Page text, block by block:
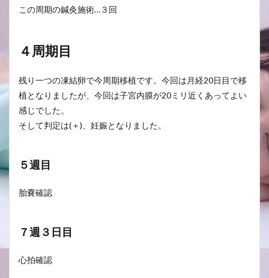
この周期の鍼灸施術…３回
４周期目
残り一つの凍結卵で今周期移植です。今回は月経20日目で移
植となりましたが、今回は子宮内膜が20ミリ近くあってよい
感じでした。
そして判定は(＋)、妊娠となりました。
５週目
胎嚢確認
７週３日目
心拍確認